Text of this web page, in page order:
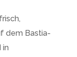
dem Bastia-
in